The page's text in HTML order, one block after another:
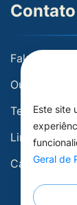
Contato
Fale conosco
Ouvidoria
Telefones
Links Úteis
Carta de
Este site
Geral de